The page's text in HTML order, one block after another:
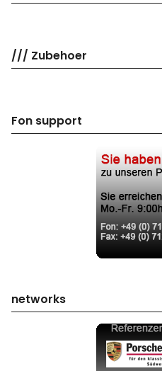
/// Zubehoer
Fon support
networks